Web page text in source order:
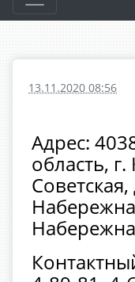
13.11.2020 08:56
Адрес:
область,
Советская,